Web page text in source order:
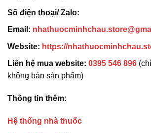
Số điện thoại/ Zalo:
Email:
Website: https://
Liên hệ mua website: 0395 546 896
không bán sản phẩm)
Thông tin thêm:
Hệ thống nhà thuốc